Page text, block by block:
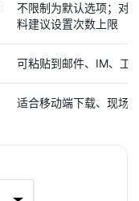
不限制为默认选项；对
料建议设置次数上限
可粘贴到邮件、IM、工
适合移动端下载、现场